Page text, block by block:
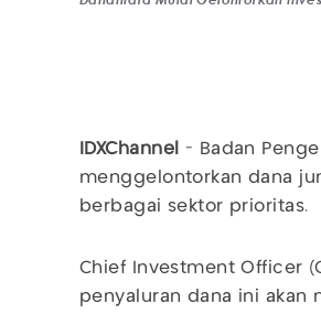
IDXChannel - Badan
menggelontorkan dana
berbagai sektor prioritas.
Chief Investment Officer
penyaluran dana ini akan